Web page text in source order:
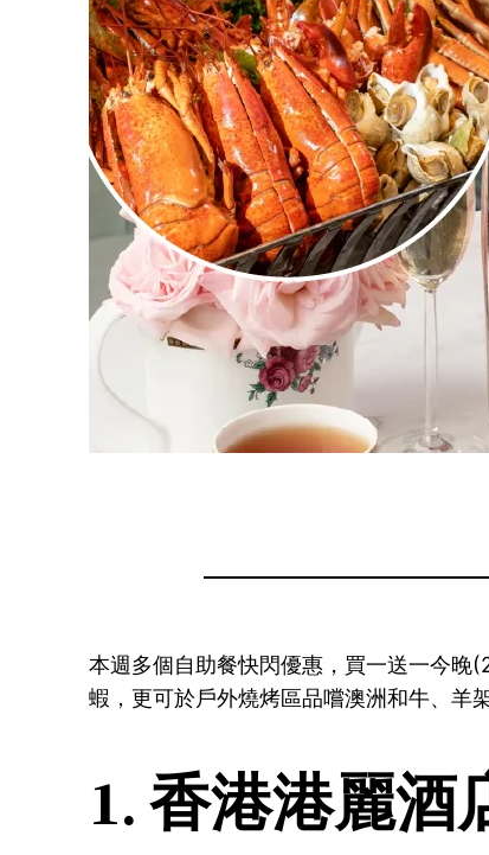
本週多個自助餐快閃優惠，買一送一今
蝦，更可於戶外燒烤區品嚐澳洲和牛、羊
1. 香港港麗酒